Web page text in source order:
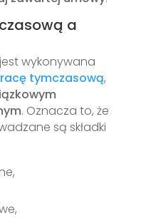
a
wykonywana
tymczasową,
. Oznacza to, że
są składki